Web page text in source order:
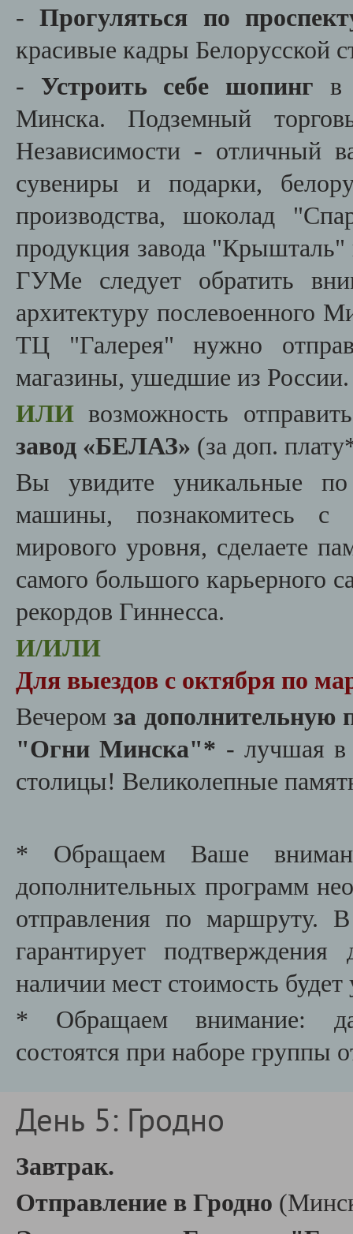
-Прогуляться по
красивые кадры Белорусской
- Устроить себе шопинг в
Минска. Подземный
Независимости - отличный
сувениры и подарки,
производства, шоколад
продукция завода
ГУМе следует обратить
архитектуру послевоенного
ТЦ "Галерея" нужно
магазины, ушедшие из России.
ИЛИ возможность
завод «БЕЛАЗ» (за доп.
Вы увидите уникальные
машины, познакомитесь с
мирового уровня, сделаете
самого большого карьерного
рекордов Гиннесса.
И/ИЛИ
Для выездов с октября по
Вечеромза дополнительную
"Огни Минска"* - лучшая в
столицы! Великолепные
* Обращаем Ваше
дополнительных программ
отправления по маршруту.
гарантирует
наличии мест стоимость
* Обращаем внимание:
состоятся при наборе группы
День 5: Гродно
Завтрак.
Отправление в Гродно